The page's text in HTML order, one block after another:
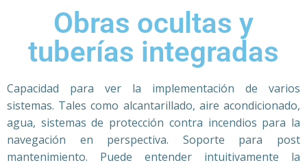
Obras ocultas y
tuberías integradas
Capacidad para ver la implementación de varios
sistemas. Tales como alcantarillado, aire acondicionado,
agua, sistemas de protección contra incendios para la
navegación en perspectiva. Soporte para post
mantenimiento. Puede entender intuitivamente la